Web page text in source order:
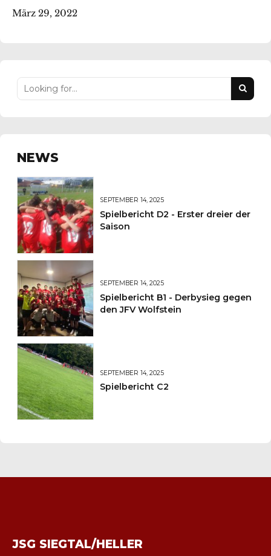
März 29, 2022
NEWS
SEPTEMBER 14, 2025
Spielbericht D2 - Erster dreier der
Saison
SEPTEMBER 14, 2025
Spielbericht B1 - Derbysieg gegen
den JFV Wolfstein
SEPTEMBER 14, 2025
Spielbericht C2
JSG SIEGTAL/HELLER